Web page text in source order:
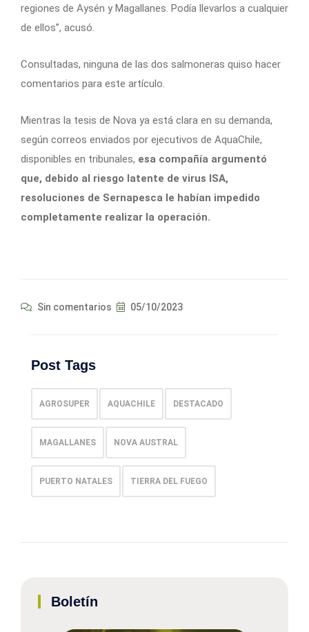
regiones de Aysén y Magallanes. Podía llevarlos a cualquier
de ellos”, acusó.
Consultadas, ninguna de las dos salmoneras quiso hacer
comentarios para este artículo.
Mientras la tesis de Nova ya está clara en su demanda,
según correos enviados por ejecutivos de AquaChile,
disponibles en tribunales, esa compañía argumentó
que, debido al riesgo latente de virus ISA,
resoluciones de Sernapesca le habían impedido
completamente realizar la operación.
Sin comentarios 05/10/2023
Post Tags
AGROSUPER AQUACHILE DESTACADO
MAGALLANES NOVA AUSTRAL
PUERTO NATALES TIERRA DEL FUEGO
Boletín